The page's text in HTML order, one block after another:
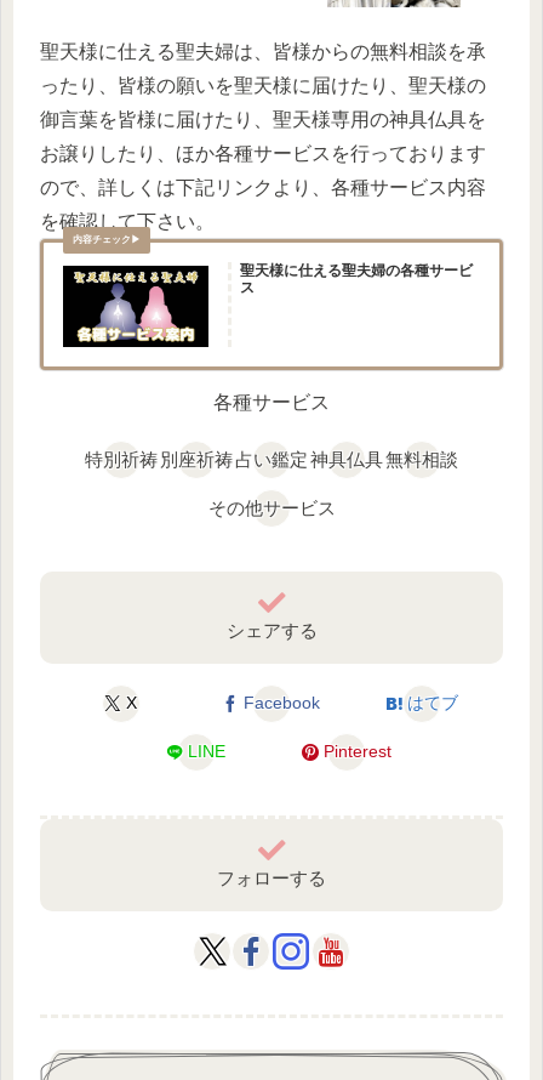
聖天様に仕える聖夫婦は、皆様からの無料相談を承
ったり、皆様の願いを聖天様に届けたり、聖天様の
御言葉を皆様に届けたり、聖天様専用の神具仏具を
お譲りしたり、ほか各種サービスを行っております
ので、詳しくは下記リンクより、各種サービス内容
を確認して下さい。
聖天様に仕える聖夫婦の各種サービ
ス
各種サービス
特別祈祷別座祈祷占い鑑定神具仏具無料相談
その他サービス
シェアする
X Facebook はてブ
LINE Pinterest
フォローする